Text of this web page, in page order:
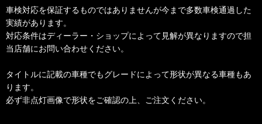
車検対応を保証するものではありませんが今まで多数車検通過した
実績があります。
対応条件はディーラー・ショップによって見解が異なりますので担
当店舗にお問い合わせください。
タイトルに記載の車種でもグレードによって形状が異なる車種もあ
ります。
必ず非点灯画像で形状をご確認の上、ご注文ください。